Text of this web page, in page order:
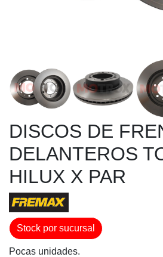
DISCOS DE
DELANTEROS
HILUX X PAR
Stock por sucursal
Pocas unidades.